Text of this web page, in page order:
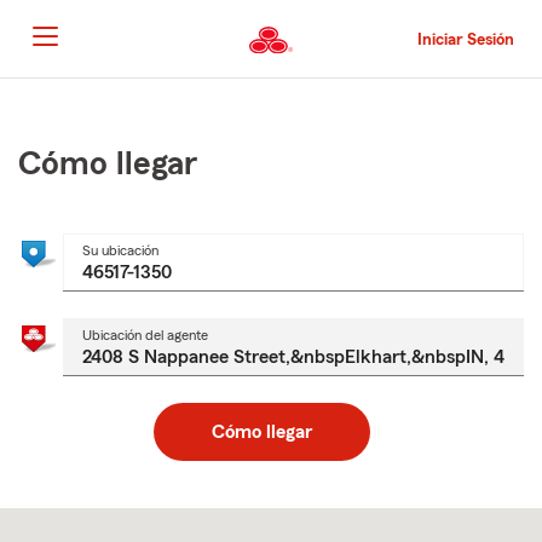
al
contenido
principal
Iniciar Sesión
principal
Cómo llegar
Su ubicación
Ubicación del agente
Cómo llegar
to